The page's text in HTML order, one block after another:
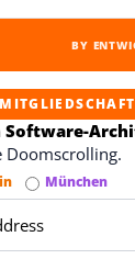
BY
Software-
Doomscrolling.
München